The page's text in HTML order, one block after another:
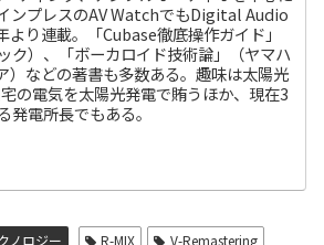
ンプレスのAV WatchでもDigital Audio
り連載。「Cubase徹底操作ガイド」
ク）、「ボーカロイド技術論」（ヤマハ
）などの著書も多数ある。趣味は太陽光
の電気を太陽光発電で賄うほか、現在3
発電所長でもある。
ノロジー R-MIX
V-Remastering